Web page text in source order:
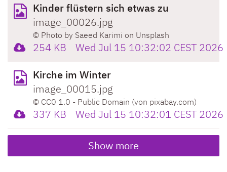
Kinder flüstern sich etwas zu
image_00026.jpg
© Photo by Saeed Karimi on Unsplash
254 KB
Wed Jul 15 10:32:02 CEST 2026
Kirche im Winter
image_00015.jpg
© CC0 1.0 - Public Domain (von pixabay.com)
337 KB Wed Jul 15 10:32:01 CEST 2026
Show more